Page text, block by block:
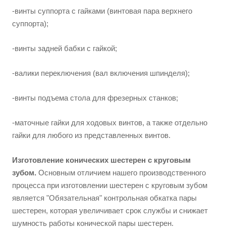
-винты суппорта с гайками (винтовая пара верхнего
суппорта);
-винты задней бабки с гайкой;
-валики переключения (вал включения шпинделя);
-винты подъема стола для фрезерных станков;
-маточные гайки для ходовых винтов, а также отдельно
гайки для любого из представленных винтов.
Изготовление конических шестерен с круговым
зубом. Основным отличием нашего производственного
процесса при изготовлении шестерен с круговым зубом
является "Обязательная" контрольная обкатка пары
шестерен, которая увеличивает срок службы и снижает
шумность работы конической пары шестерен.